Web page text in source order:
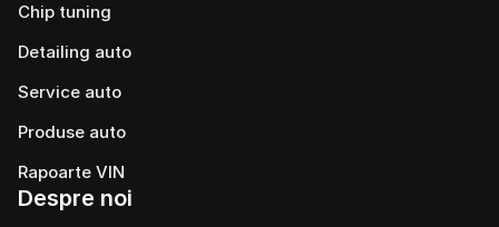
Chip tuning
Detailing auto
Service auto
Produse auto
Rapoarte VIN
Despre noi